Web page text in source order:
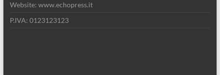
Website: www.echopress.it
P.IVA: 0123123123